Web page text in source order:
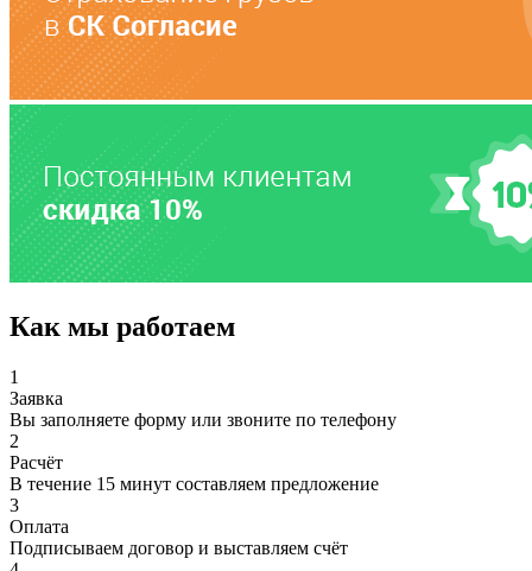
Как мы работаем
1
Заявка
Вы заполняете форму или звоните по телефону
2
Расчёт
В течение 15 минут составляем предложение
3
Оплата
Подписываем договор и выставляем счёт